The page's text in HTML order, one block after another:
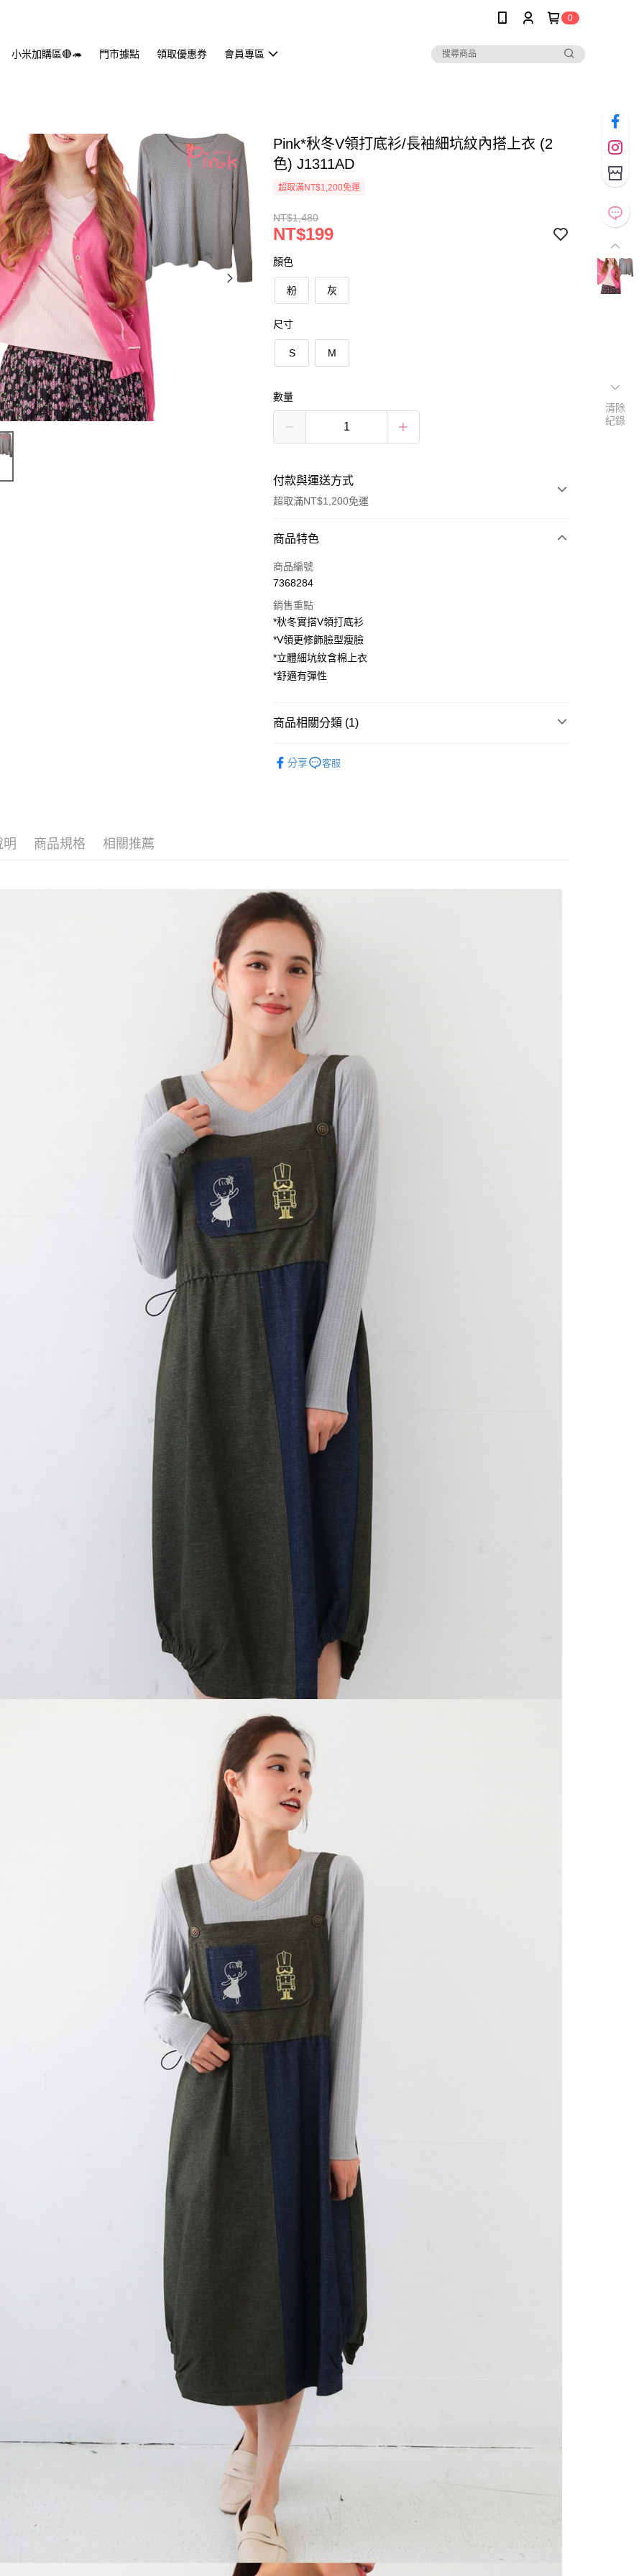
0
小米加購區🔴🦔 門市據點 領取優惠券 會員專區
Pink*秋冬V領打底衫/長袖細坑紋內搭上衣 (2
色) J1311AD
超取滿NT$1,200免運
NT$1,480
NT$199
顏色
粉 灰
尺寸
S M
數量
付款與運送方式
超取滿NT$1,200免運
付款方式
信用卡一次付款
LINE Pay
Apple Pay
街口支付
AFTEE先享後付
【關於「AFTEE先享後付」】
AFTEE先享後付是「在收到商品之後才付款」的支付方式。 讓您購物簡單
３．收到繳費通知簡訊後14天內，點擊此簡訊中的連結，可透過四大超商
／ATM／網路銀行／等多元方式進行付款，方視為交易完成。
※ 請注意：結帳手續完成當下不需立刻繳費，但若您需要取消訂單，請聯
絡購買商品的店家。未經商家同意取消之訂單仍視為有效，需透過AFTEE
先享後付繳納相關費用。
※ 交易是否成功請以「AFTEE先享後付 」之結帳頁面顯示為準，若有關於
是否繳費成功／繳費後需取消欲退款等相關疑問，請聯繫「AFTEE先享後
付客戶支援中心」
【注意事項】
１．透過由恩沛科技股份有限公司提供之「AFTEE先享後付」服務完成之
交易，需依本服務之必要範圍內提供個人資料，並將交易相關給付款項請
求債權轉讓予恩沛科技股份有限公司。
２．關於個人資料處理事宜，請瀏覽以下網址：
https://aftee.tw/terms/#terms3
３．未成年的使用者請事先徵得法定代理人或監護人之同意方可使用
「AFTEE先享後付」，若未經同意申辦者引起之損失，本公司不負相關責
４．使用「AFTEE先享後付」時，將依據個別帳號之用戶狀況，依本公司
即時審查核予不同之上限額度；若仍有額度不足之情形，本公司將視審查
結果請求用戶進行身份認證。
５．嚴禁一人註冊多個帳號或使用他人資訊註冊。若發現惡意使用之情
形，恩沛科技股份有限公司將有權停止該用戶之使用額度並採取法律行
動。
ATM付款
每筆NT$80，滿NT$1,200(含以上)免運費
宅配
每筆NT$80，滿NT$1,200(含以上)免運費
付款後門市自取
免運費
商品特色
商品編號
7368284
銷售重點
*秋冬實搭V領打底衫
*V領更修飾臉型瘦臉
*立體細坑紋含棉上衣
*舒適有彈性
商品相關分類 (1)
分享
客服
明 商品規格 相關推薦
清除
紀錄